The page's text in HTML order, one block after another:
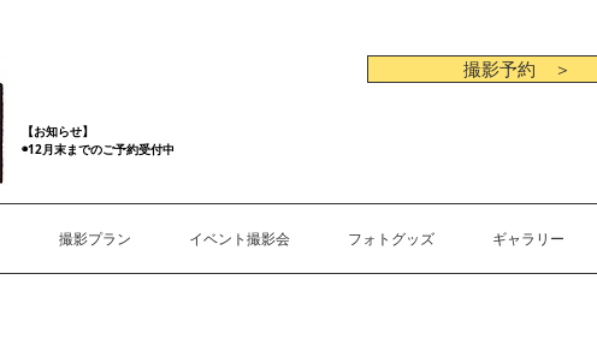
【お知らせ】
◉12月末までのご予約受付中
撮影予約 ＞
撮影プラン イベント撮影会 フォトグッズ ギャラリー